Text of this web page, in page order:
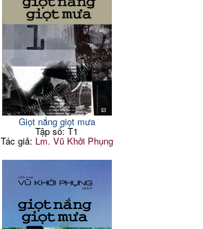
Giọt nắng giọt mưa
Tập số: T1
Tác giả: Lm. Vũ Khởi Phụng